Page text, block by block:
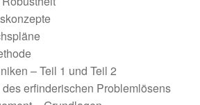
– Teil 1 und Teil 2
des erfinderischen Problemlösens